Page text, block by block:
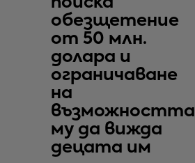
обезщетение
от 50 млн.
долара и
ограничаване
на
възможността
му да вижда
децата им